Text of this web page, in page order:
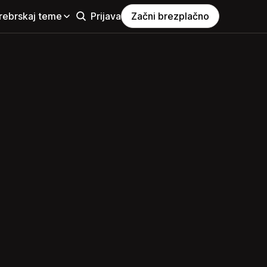
teme Prijava Začni brezplačno